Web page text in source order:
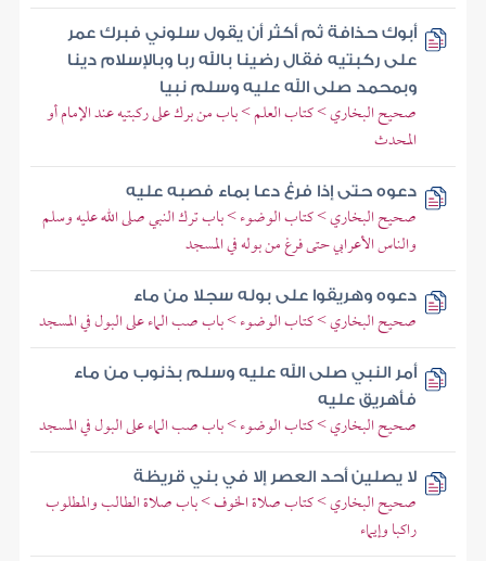
أبوك حذافة ثم أكثر أن يقول سلوني فبرك عمر
على ركبتيه فقال رضينا بالله ربا وبالإسلام دينا
وبمحمد صلى الله عليه وسلم نبيا
صحيح البخاري > كتاب العلم > باب من برك على ركبتيه عند الإمام أو
المحدث
دعوه حتى إذا فرغ دعا بماء فصبه عليه
صحيح البخاري > كتاب الوضوء > باب ترك النبي صلى الله عليه وسلم
والناس الأعرابي حتى فرغ من بوله في المسجد
دعوه وهريقوا على بوله سجلا من ماء
صحيح البخاري > كتاب الوضوء > باب صب الماء على البول في المسجد
أمر النبي صلى الله عليه وسلم بذنوب من ماء
فأهريق عليه
صحيح البخاري > كتاب الوضوء > باب صب الماء على البول في المسجد
لا يصلين أحد العصر إلا في بني قريظة
صحيح البخاري > كتاب صلاة الخوف > باب صلاة الطالب والمطلوب
راكبا وإيماء